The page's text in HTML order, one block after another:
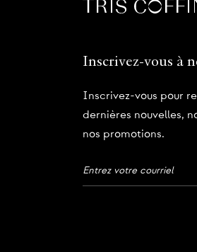
Inscrivez-vous à
Inscrivez-vous pour
dernières nouvelles,
nos promotions.